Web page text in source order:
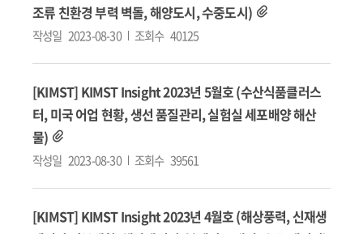
조류 친환경 부력 벽돌, 해양도시, 수중도시)
작성일 2023-08-30 조회수 40125
[KIMST] KIMST Insight 2023년 5월호 (수산식품클러스
터, 미국 어업 현황, 생선 품질관리, 실험실 세포배양 해산
물)
작성일 2023-08-30 조회수 39561
[KIMST] KIMST Insight 2023년 4월호 (해상풍력, 신재생